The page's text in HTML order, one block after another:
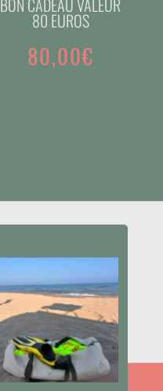
80 EUROS
80,00€